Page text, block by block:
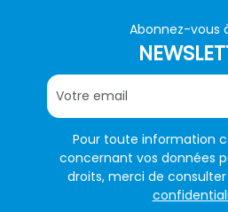
Abonnez-vous
Pour toute information
concernant vos données
droits, merci de